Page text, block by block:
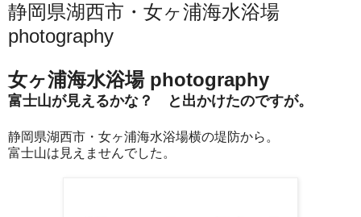
静岡県湖西市・女ヶ浦海水浴場
photography
女ヶ浦海水浴場 photography
富士山が見えるかな？ と出かけたのですが。
静岡県湖西市・女ヶ浦海水浴場横の堤防から。
富士山は見えませんでした。